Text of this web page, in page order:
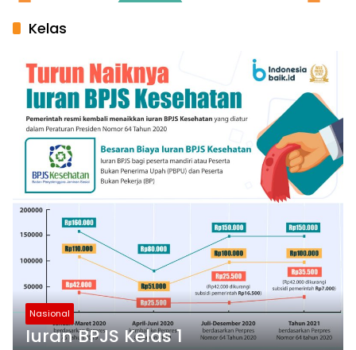
Kelas
Nasional
Iuran BPJS Kelas 1